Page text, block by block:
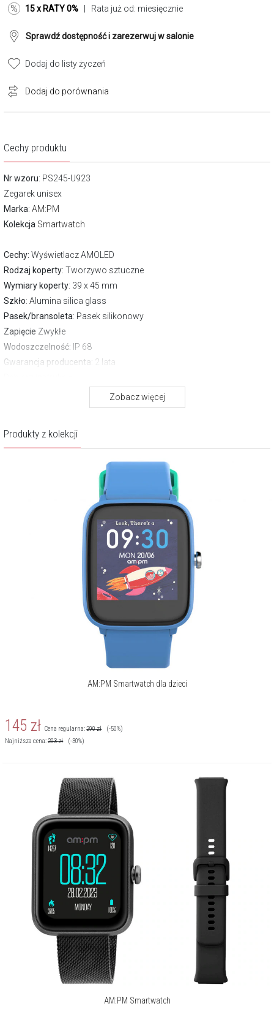
Cechy produktu
Nr wzoru: PS245-U923
Zegarek unisex
Marka: AM:PM
Kolekcja Smartwatch
Cechy: Wyświetlacz AMOLED
Rodzaj koperty: Tworzywo sztuczne
Wymiary koperty: 39 x 45 mm
Szkło: Alumina silica glass
Pasek/bransoleta: Pasek silikonowy
Zapięcie Zwykłe
Wodoszczelność: IP 68
Gwarancja producenta: 2 lata
Każdy zegarek AM:PM to atrybut przebojowości na co dzień,
zegarki z ulubionymi bohaterami najmłodszych.
Zobacz więcej
15 x RATY 0% | Rata już od: miesięcznie
Sprawdź dostępność i zarezerwuj w salonie
Dodaj do listy życzeń
Dodaj do porównania
Produkty z kolekcji
AM:PM Smartwatch dla dzieci
145 zł Cena regularna:290zł
(-50%)
Najniższa cena:203zł (-30%)
AM:PM Smartwatch